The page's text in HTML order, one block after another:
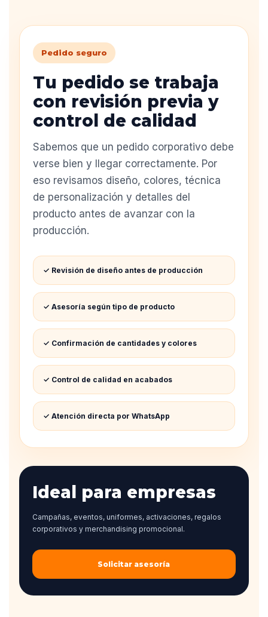
Pedido seguro
Tu pedido se trabaja
con revisión previa y
control de calidad
Sabemos que un pedido corporativo debe
verse bien y llegar correctamente. Por
eso revisamos diseño, colores, técnica
de personalización y detalles del
producto antes de avanzar con la
producción.
✓ Revisión de diseño antes de producción
✓ Asesoría según tipo de producto
✓ Confirmación de cantidades y colores
✓ Control de calidad en acabados
✓ Atención directa por WhatsApp
Ideal para empresas
Campañas, eventos, uniformes, activaciones, regalos
corporativos y merchandising promocional.
Solicitar asesoría